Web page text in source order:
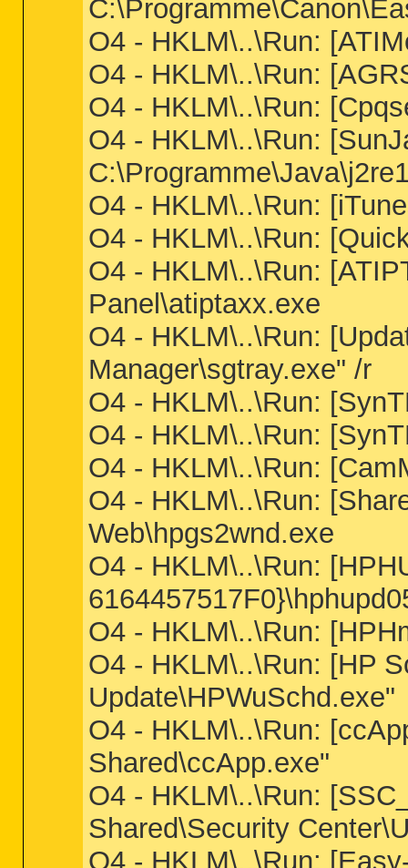
O4 - HKLM\..\Run:
O4 - HKLM\..\Run:
O4 - HKLM\..\Run:
O4 - HKLM\..\Run:
O4 - HKLM\..\Run:
O4 - HKLM\..\Run:
O4 - HKLM\..\Run:
Panel\atiptaxx.exe
O4 - HKLM\..\Run:
Manager\sgtray.exe" /r
O4 - HKLM\..\Run:
O4 - HKLM\..\Run:
O4 - HKLM\..\Run:
O4 - HKLM\..\Run:
Web\hpgs2wnd.exe
O4 - HKLM\..\Run:
O4 - HKLM\..\Run:
O4 - HKLM\..\Run: [HP
Update\HPWuSchd.exe"
O4 - HKLM\..\Run:
Shared\ccApp.exe"
O4 - HKLM\..\Run:
Shared\Security
O4 - HKLM\..\Run: